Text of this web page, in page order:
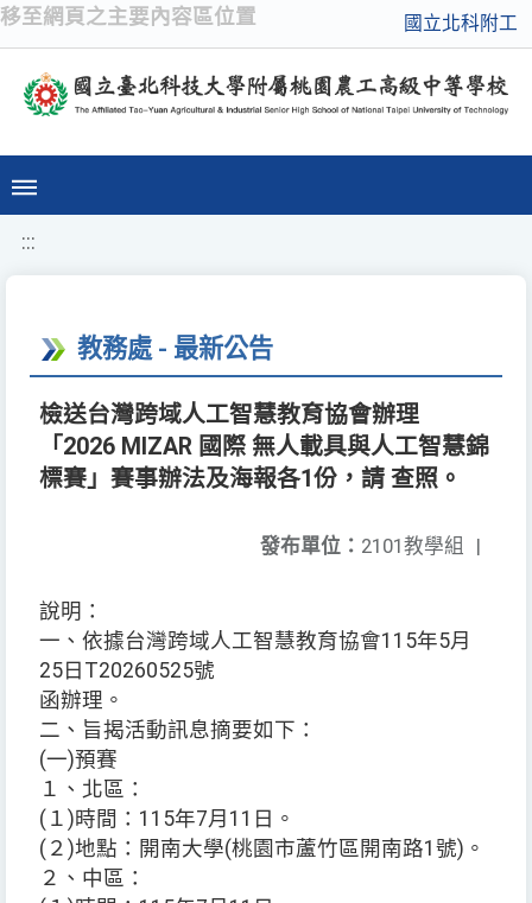
移至網頁之主要內容區位置 國立北科附工
:::
教務處 - 最新公告
檢送台灣跨域人工智慧教育協會辦理
「2026 MIZAR 國際 無人載具與人工智慧錦
標賽」賽事辦法及海報各1份，請 查照。
發布單位： 2101教學組 |
說明：
一、依據台灣跨域人工智慧教育協會115年5月
25日T20260525號
函辦理。
二、旨揭活動訊息摘要如下：
(一)預賽
１、北區：
(１)時間：115年7月11日。
(２)地點：開南大學(桃園市蘆竹區開南路1號)。
２、中區：